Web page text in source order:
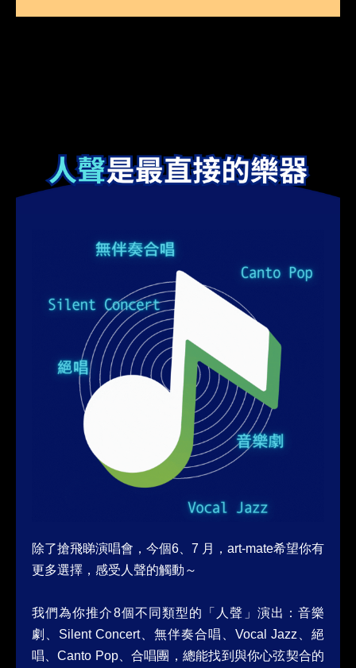
除了搶飛睇演唱會，今個6、7 月，art-mate希望你有
更多選擇，感受人聲的觸動～
我們為你推介8個不同類型的「人聲」演出：音樂
劇、Silent Concert、無伴奏合唱、Vocal Jazz、絕
唱、Canto Pop、合唱團，總能找到與你心弦契合的